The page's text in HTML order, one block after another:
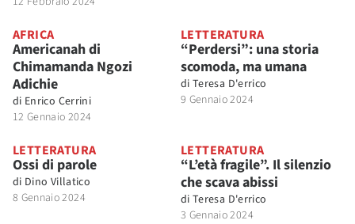
AFRICA
Americanah di
Chimamanda Ngozi
Adichie
di Enrico Cerrini
12 Gennaio 2024
LETTERATURA
“Perdersi”: una storia
scomoda, ma umana
di Teresa D'errico
9 Gennaio 2024
LETTERATURA
Ossi di parole
di Dino Villatico
8 Gennaio 2024
LETTERATURA
“L’età fragile”. Il silenzio
che scava abissi
di Teresa D'errico
3 Gennaio 2024